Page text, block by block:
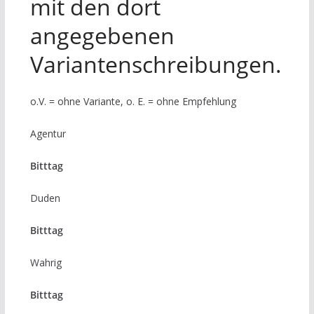
mit den dort
angegebenen
Variantenschreibungen.
o.V. = ohne Variante, o. E. = ohne Empfehlung
Agentur
Bitttag
Duden
Bitttag
Wahrig
Bitttag